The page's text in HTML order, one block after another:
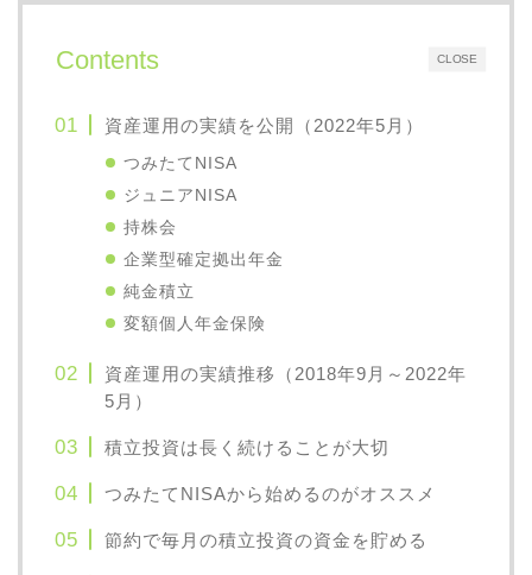
CLOSE
Contents
資産運用の実績を公開（2022年5月）
つみたてNISA
ジュニアNISA
持株会
企業型確定拠出年金
純金積立
変額個人年金保険
資産運用の実績推移（2018年9月～2022年
5月）
積立投資は長く続けることが大切
つみたてNISAから始めるのがオススメ
節約で毎月の積立投資の資金を貯める